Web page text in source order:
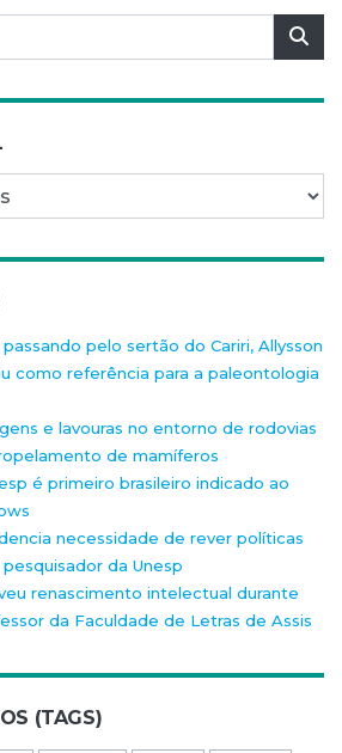
passando pelo sertão do Cariri, Allysson
como referência para a paleontologia
e lavouras no entorno de rodovias
de mamíferos
é primeiro brasileiro indicado ao
necessidade de rever políticas
da Unesp
renascimento intelectual durante
da Faculdade de Letras de Assis
(TAGS)